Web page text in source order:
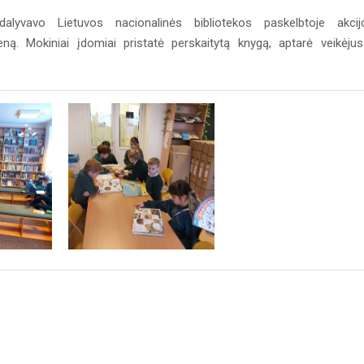
Lietuvos nacionalinės bibliotekos paskelbtoje
Mokiniai įdomiai pristatė perskaitytą knygą, aptarė